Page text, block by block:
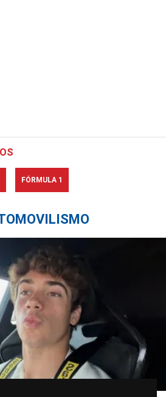
FÓRMULA 1